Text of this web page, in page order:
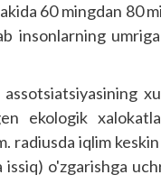
60 mingdan 80
insonlarning
ekologik
radiusda iqlim
issiq) o'zgarishga